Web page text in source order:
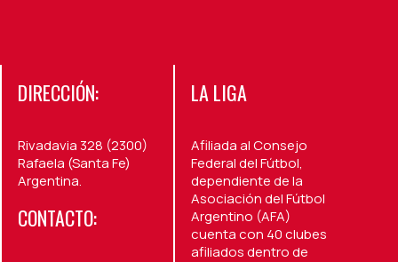
DIRECCIÓN:
Rivadavia 328 (2300)
Rafaela (Santa Fe)
Argentina.
CONTACTO:
LA LIGA
Afiliada al Consejo
Federal del Fútbol,
dependiente de la
Asociación del Fútbol
Argentino (AFA)
cuenta con 40 clubes
afiliados dentro de